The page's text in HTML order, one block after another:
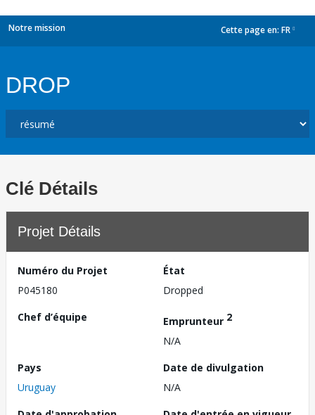
Notre mission Cette page en: FR
DROP
Clé Détails
Projet Détails
Numéro du Projet
P045180
État
Dropped
Chef d’équipe
Emprunteur 2
N/A
Pays
Uruguay
Date de divulgation
N/A